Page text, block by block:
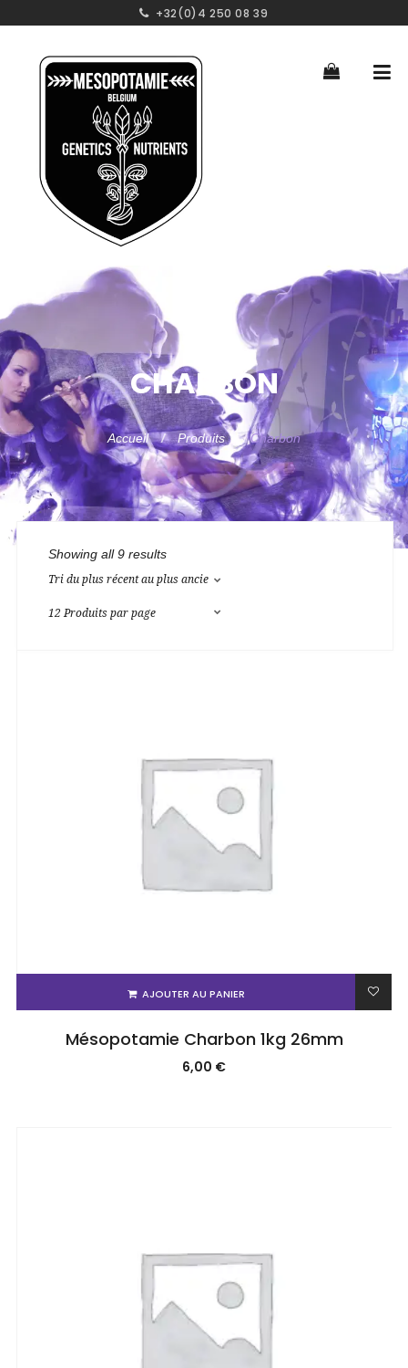
+32(0)4 250 08 39
CHARBON
Accueil Produits Charbon
Showing all 9 results
AJOUTER AU PANIER
Mésopotamie Charbon 1kg 26mm
6,00 €